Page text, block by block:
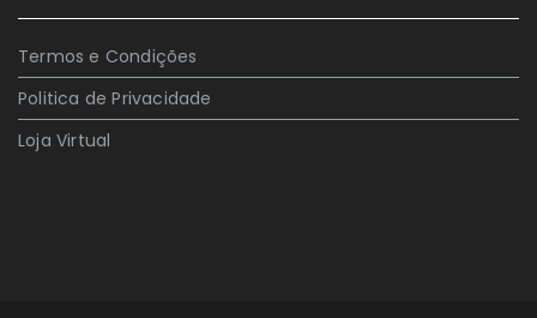
Termos e Condições
Politica de Privacidade
Loja Virtual